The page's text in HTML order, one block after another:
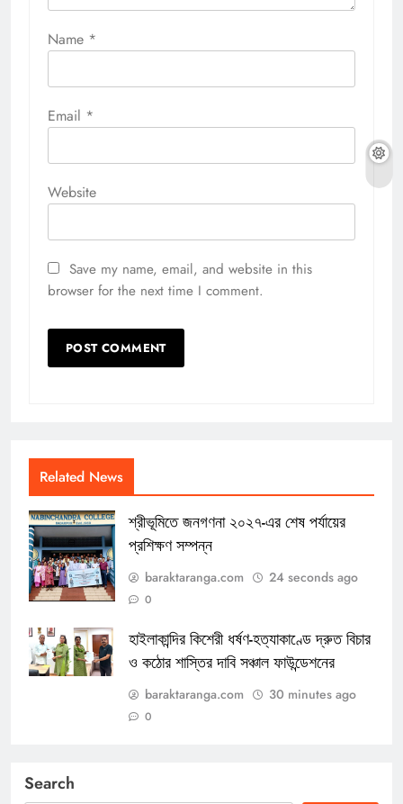
Name *
Email *
Website
Save my name, email, and website in this
browser for the next time I comment.
Related News
শ্রীভূমিতে জনগণনা ২০২৭-এর শেষ পর্যায়ের
প্রশিক্ষণ সম্পন্ন
baraktaranga.com 24 seconds ago
0
হাইলাকান্দির কিশেরী ধর্ষণ-হত্যাকাণ্ডে দ্রুত বিচার
ও কঠোর শাস্তির দাবি সঞ্চাল ফাউন্ডেশনের
baraktaranga.com 30 minutes ago
0
Search